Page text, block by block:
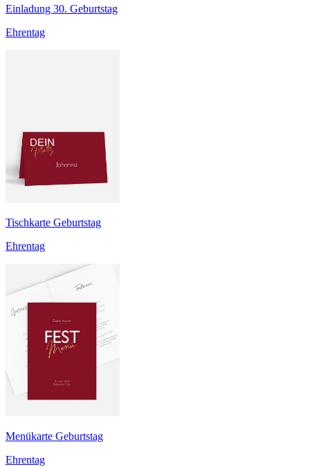
Einladung 30. Geburtstag
Ehrentag
Tischkarte Geburtstag
Ehrentag
Menükarte Geburtstag
Ehrentag